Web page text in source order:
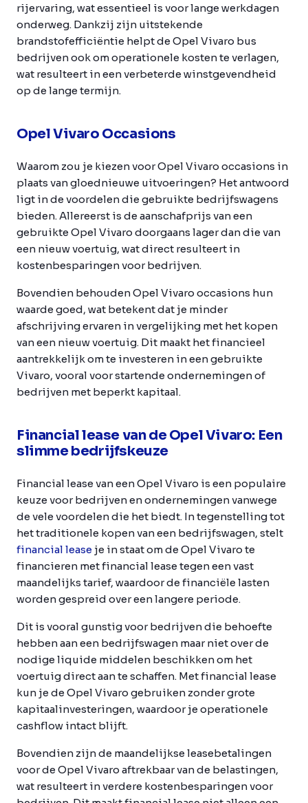
rijervaring, wat essentieel is voor lange werkdagen
onderweg. Dankzij zijn uitstekende
brandstofefficiëntie helpt de Opel Vivaro bus
bedrijven ook om operationele kosten te verlagen,
wat resulteert in een verbeterde winstgevendheid
op de lange termijn.
Opel Vivaro Occasions
Waarom zou je kiezen voor Opel Vivaro occasions in
plaats van gloednieuwe uitvoeringen? Het antwoord
ligt in de voordelen die gebruikte bedrijfswagens
bieden. Allereerst is de aanschafprijs van een
gebruikte Opel Vivaro doorgaans lager dan die van
een nieuw voertuig, wat direct resulteert in
kostenbesparingen voor bedrijven.
Bovendien behouden Opel Vivaro occasions hun
waarde goed, wat betekent dat je minder
afschrijving ervaren in vergelijking met het kopen
van een nieuw voertuig. Dit maakt het financieel
aantrekkelijk om te investeren in een gebruikte
Vivaro, vooral voor startende ondernemingen of
bedrijven met beperkt kapitaal.
Financial lease van de Opel Vivaro: Een
slimme bedrijfskeuze
Financial lease van een Opel Vivaro is een populaire
keuze voor bedrijven en ondernemingen vanwege
de vele voordelen die het biedt. In tegenstelling tot
het traditionele kopen van een bedrijfswagen, stelt
financial lease je in staat om de Opel Vivaro te
financieren met financial lease tegen een vast
maandelijks tarief, waardoor de financiële lasten
worden gespreid over een langere periode.
Dit is vooral gunstig voor bedrijven die behoefte
hebben aan een bedrijfswagen maar niet over de
nodige liquide middelen beschikken om het
voertuig direct aan te schaffen. Met financial lease
kun je de Opel Vivaro gebruiken zonder grote
kapitaalinvesteringen, waardoor je operationele
cashflow intact blijft.
Bovendien zijn de maandelijkse leasebetalingen
voor de Opel Vivaro aftrekbaar van de belastingen,
wat resulteert in verdere kostenbesparingen voor